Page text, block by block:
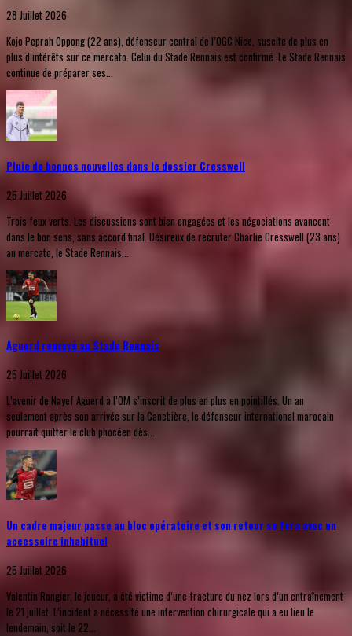
28 Juillet 2026
Kojo Peprah Oppong (22 ans), défenseur central de l’OGC Nice, suscite de plus en
plus d’intérêts sur ce mercato. Celui du Stade Rennais est confirmé. Le Stade Rennais
continue de préparer ses...
Pluie de bonnes nouvelles dans le dossier Cresswell
25 Juillet 2026
Trois feux verts. Les discussions sont bien engagées et les négociations avancent
dans le bon sens, sans accord final. Désireux de recruter Charlie Cresswell (23 ans)
au mercato, le Stade Rennais...
Aguerd renvoyé au Stade Rennais
25 Juillet 2026
L’avenir de Nayef Aguerd à l’OM s’inscrit de plus en plus en pointillés. Un an
seulement après son arrivée sur la Canebière, le défenseur international marocain
pourrait quitter le club phocéen dès...
Un cadre majeur passe au bloc opératoire et son retour se fera avec un
accessoire inhabituel
25 Juillet 2026
Valentin Rongier, le joueur, a été victime d’une fracture du nez lors d’un entraînement
le 21 juillet. L’incident a nécessité une intervention chirurgicale qui a eu lieu le
lendemain, soit le 22...